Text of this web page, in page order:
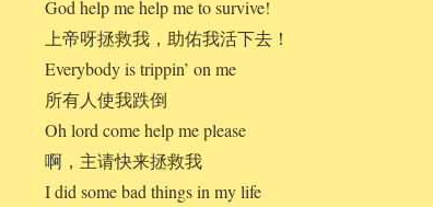
God help me help me to survive!
上帝呀拯救我，助佑我活下去！
Everybody is trippin’ on me
所有人使我跌倒
Oh lord come help me please
啊，主请快来拯救我
I did some bad things in my life